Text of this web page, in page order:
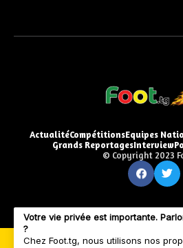
ActualitéCompétitionsEquipes
Grands ReportagesInterview
© Copyright 2023
Votre vie privée est importante.
?
Chez Foot.tg, nous utilisons nos